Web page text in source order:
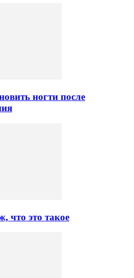
ногти после
что это такое